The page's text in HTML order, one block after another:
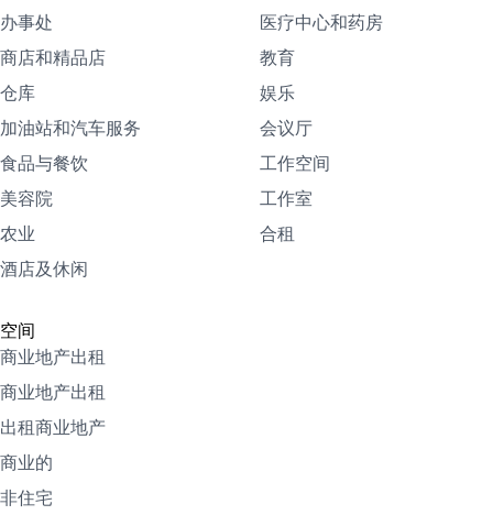
办事处
商店和精品店
仓库
加油站和汽车服务
食品与餐饮
美容院
农业
酒店及休闲
医疗中心和药房
教育
娱乐
会议厅
工作空间
工作室
合租
空间
商业地产出租
商业地产出租
出租商业地产
商业的
非住宅